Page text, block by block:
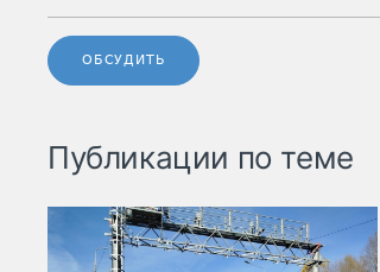
ОБСУДИТЬ
Публикации по теме